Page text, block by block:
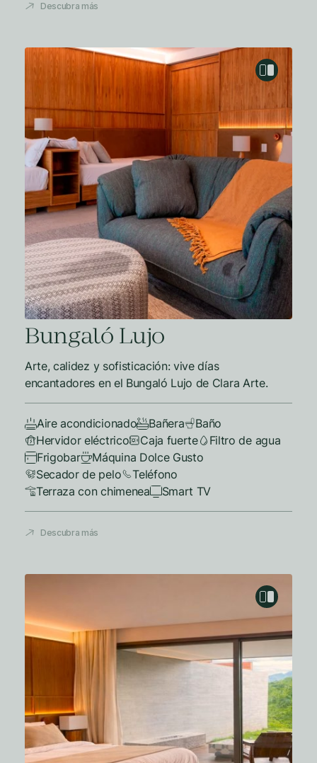
Descubra más
Bungaló Lujo
Arte, calidez y sofisticación: vive días
encantadores en el Bungaló Lujo de Clara Arte.
Aire acondicionado Bañera
Baño
Hervidor eléctrico
Caja fuerte
Filtro de agua
Frigobar
Máquina Dolce Gusto
Secador de pelo
Teléfono
Terraza con chimenea
Smart TV
Descubra más